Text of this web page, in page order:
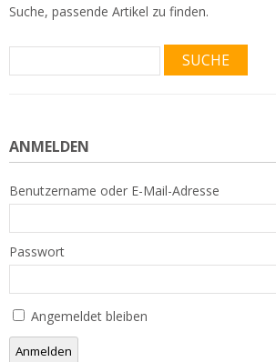
Suche, passende Artikel zu finden.
nach:
ANMELDEN
Benutzername oder E-Mail-Adresse
Passwort
Angemeldet bleiben
Anmelden